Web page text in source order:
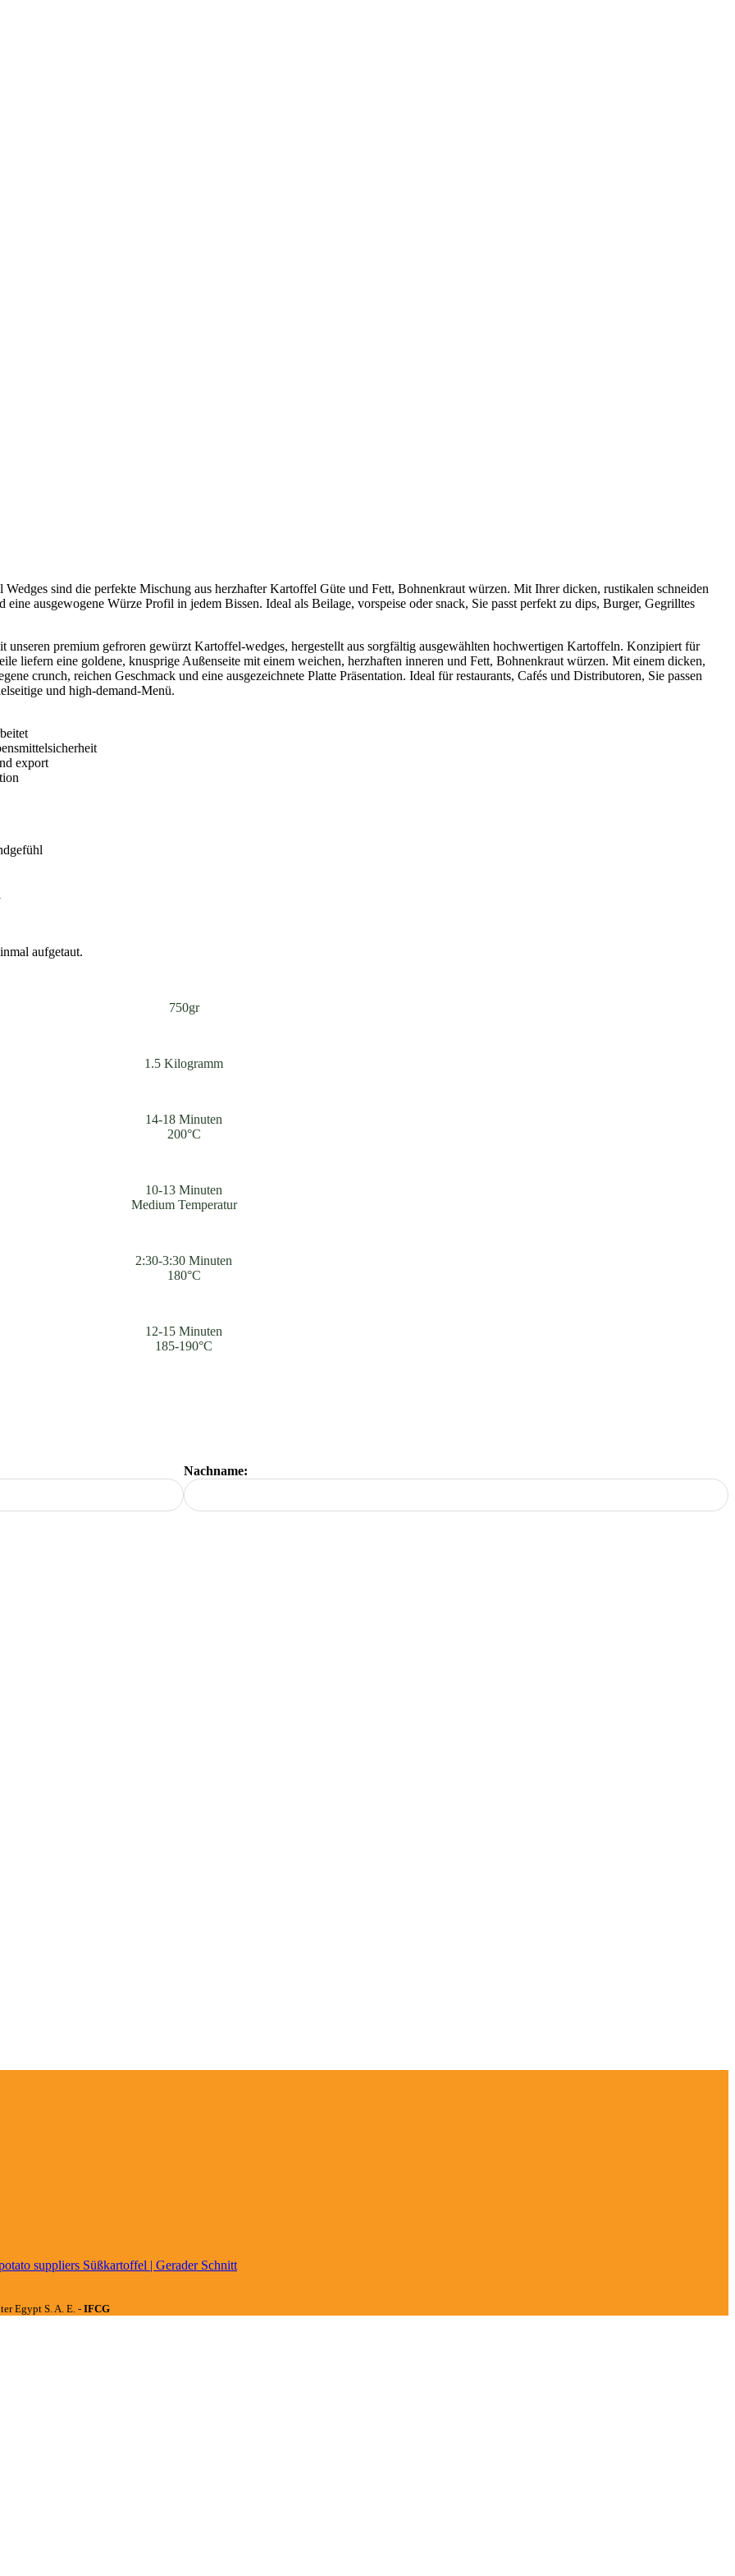
sind die perfekte Mischung aus herzhafter Kartoffel Güte und Fett, Bohnenkraut würzen. Mit Ihrer dicken, rustikalen schneiden
ausgewogene Würze Profil in jedem Bissen. Ideal als Beilage, vorspeise oder snack, Sie passt perfekt zu dips, Burger, Gegrilltes
premium gefroren gewürzt Kartoffel-wedges, hergestellt aus sorgfältig ausgewählten hochwertigen Kartoffeln. Konzipiert für
liefern eine goldene, knusprige Außenseite mit einem weichen, herzhaften inneren und Fett, Bohnenkraut würzen. Mit einem dicken,
crunch, reichen Geschmack und eine ausgezeichnete Platte Präsentation. Ideal für restaurants, Cafés und Distributoren, Sie passen
und high-demand-Menü.
export
aufgetaut.
750gr
1.5 Kilogramm
14-18 Minuten
200°C
10-13 Minuten
Medium Temperatur
2:30-3:30 Minuten
180°C
12-15 Minuten
185-190°C
Nachname:
Süßkartoffel | Gerader Schnitt
Egypt S. A. E. - IFCG